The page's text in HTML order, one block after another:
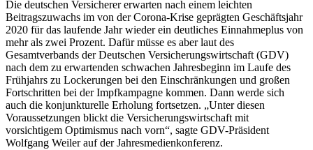
Die deutschen Versicherer erwarten nach einem leichten
Beitragszuwachs im von der Corona-Krise geprägten Geschäftsjahr
2020 für das laufende Jahr wieder ein deutliches Einnahmeplus von
mehr als zwei Prozent. Dafür müsse es aber laut des
Gesamtverbands der Deutschen Versicherungswirtschaft (GDV)
nach dem zu erwartenden schwachen Jahresbeginn im Laufe des
Frühjahrs zu Lockerungen bei den Einschränkungen und großen
Fortschritten bei der Impfkampagne kommen. Dann werde sich
auch die konjunkturelle Erholung fortsetzen. „Unter diesen
Voraussetzungen blickt die Versicherungswirtschaft mit
vorsichtigem Optimismus nach vorn“, sagte GDV-Präsident
Wolfgang Weiler auf der Jahresmedienkonferenz.